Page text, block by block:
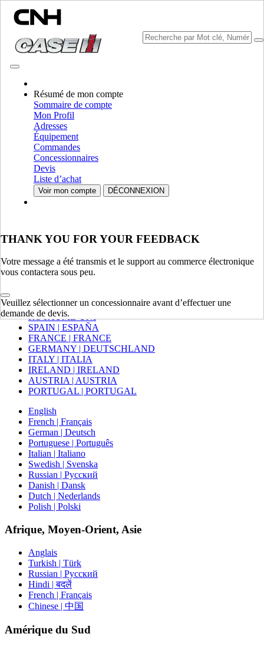
Résumé de mon compte
Sommaire de compte
Mon Profil
Adresses
Équipement
Commandes
Concessionnaires
Devis
Liste d’achat
Voir mon compte DÉCONNEXION
THANK YOU FOR YOUR FEEDBACK
Votre message a été transmis et le support au commerce électronique
vous contactera sous peu.
Veuillez sélectionner un concessionnaire avant d’effectuer une
demande de devis.
CONSULTER LES CATALOGUES
VEUILLEZ SÉLECTIONNER VOTRE PAYS OU VOTRE
LANGUE
USA
CANADA (French)
Mexico | México
Europe
ROYAUME-UNI
SPAIN | ESPAÑA
FRANCE | FRANCE
GERMANY | DEUTSCHLAND
ITALY | ITALIA
IRELAND | IRELAND
AUSTRIA | AUSTRIA
PORTUGAL | PORTUGAL
English
French | Français
German | Deutsch
Portuguese | Português
Italian | Italiano
Swedish | Svenska
Russian | Русский
Danish | Dansk
Dutch | Nederlands
Polish | Polski
Afrique, Moyen-Orient, Asie
Anglais
Turkish | Türk
Russian | Русский
Hindi | बदलें
French | Français
Chinese | 中国
Amérique du Sud